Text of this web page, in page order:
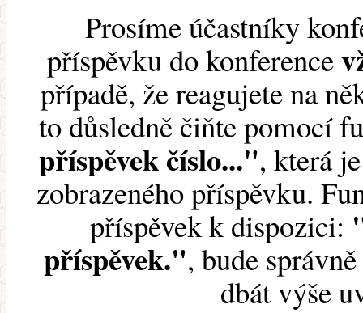
Prosíme účastníky
příspěvku do konference
případě, že reagujete na
to důsledně čiňte pomocí
příspěvek číslo...", která
zobrazeného příspěvku.
příspěvek k dispozici:
příspěvek.", bude
dbát výše